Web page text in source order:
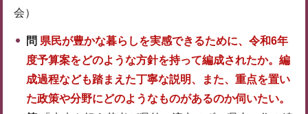
会）
問 県民が豊かな暮らしを実感できるために、令和6年
度予算案をどのような方針を持って編成されたか。編
成過程なども踏まえた丁寧な説明、また、重点を置い
た政策や分野にどのようなものがあるのか伺いたい。